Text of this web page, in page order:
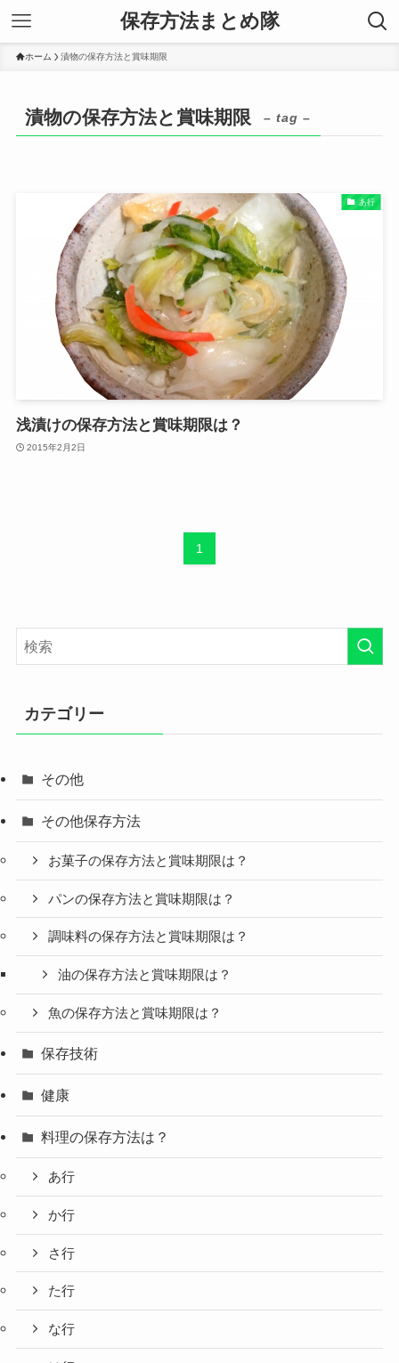
保存方法まとめ隊
ホーム 漬物の保存方法と賞味期限
漬物の保存方法と賞味期限 – tag –
あ行
浅漬けの保存方法と賞味期限は？
2015年2月2日
1
カテゴリー
その他
その他保存方法
お菓子の保存方法と賞味期限は？
パンの保存方法と賞味期限は？
調味料の保存方法と賞味期限は？
油の保存方法と賞味期限は？
魚の保存方法と賞味期限は？
保存技術
健康
料理の保存方法は？
あ行
か行
さ行
た行
な行